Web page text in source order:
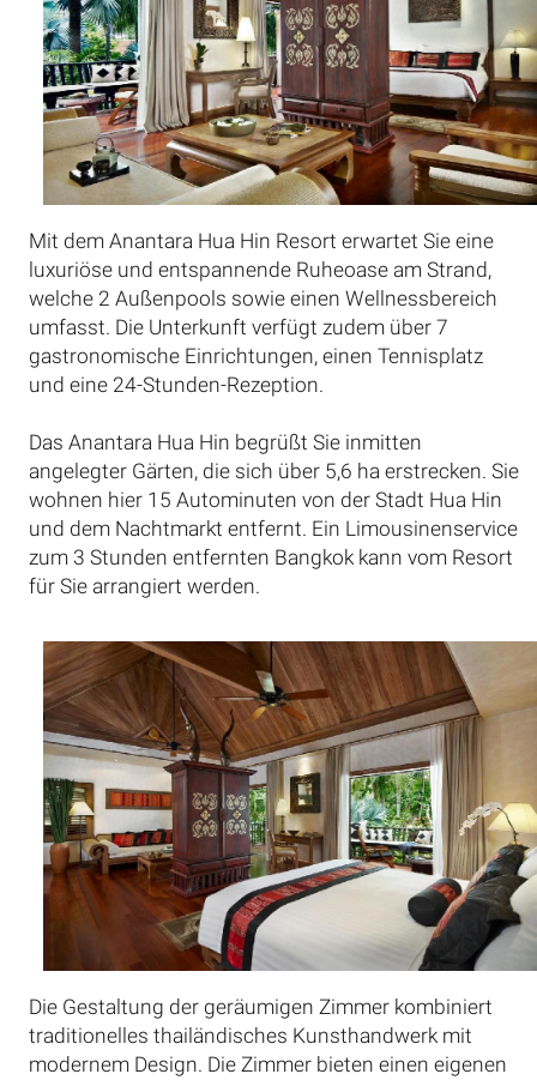
Mit dem Anantara Hua Hin Resort erwartet Sie eine
luxuriöse und entspannende Ruheoase am Strand,
welche 2 Außenpools sowie einen Wellnessbereich
umfasst. Die Unterkunft verfügt zudem über 7
gastronomische Einrichtungen, einen Tennisplatz
und eine 24-Stunden-Rezeption.
Das Anantara Hua Hin begrüßt Sie inmitten
angelegter Gärten, die sich über 5,6 ha erstrecken. Sie
wohnen hier 15 Autominuten von der Stadt Hua Hin
und dem Nachtmarkt entfernt. Ein Limousinenservice
zum 3 Stunden entfernten Bangkok kann vom Resort
für Sie arrangiert werden.
Die Gestaltung der geräumigen Zimmer kombiniert
traditionelles thailändisches Kunsthandwerk mit
modernem Design. Die Zimmer bieten einen eigenen